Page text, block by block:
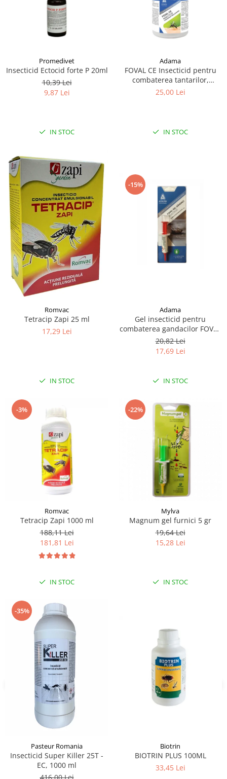
Promedivet
Insecticid Ectocid forte P 20ml
10,39 Lei
9,87 Lei
IN STOC
Adama
FOVAL CE Insecticid pentru
combaterea tantarilor,
mustelor, puricilor si
25,00 Lei
IN STOC
Romvac
Tetracip Zapi 25 ml
17,29 Lei
IN STOC
-15%
Adama
Gel insecticid pentru
combaterea gandacilor FOVAL
5G
20,82 Lei
17,69 Lei
IN STOC
-3%
Romvac
Tetracip Zapi 1000 ml
188,11 Lei
181,81 Lei
IN STOC
-22%
Mylva
Magnum gel furnici 5 gr
19,64 Lei
15,28 Lei
IN STOC
-35%
Pasteur Romania
Insecticid Super Killer 25T -
EC, 1000 ml
Biotrin
BIOTRIN PLUS 100ML
33,45 Lei